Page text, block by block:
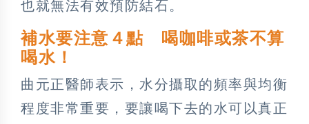
也就無法有效預防結石。
補水要注意４點 喝咖啡或茶不算
喝水！
曲元正醫師表示，水分攝取的頻率與均衡
程度非常重要，要讓喝下去的水可以真正